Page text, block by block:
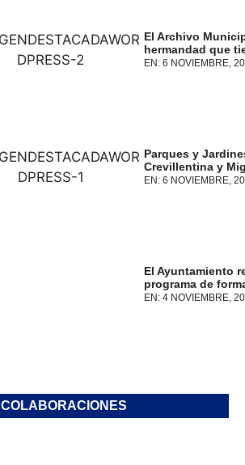
El Archivo
hermandad que
EN: 6 NOVIEMBRE,
Parques y
Crevillentina y
EN: 6 NOVIEMBRE,
El Ayuntamiento
programa de
EN: 4 NOVIEMBRE,
COLABORACIONES